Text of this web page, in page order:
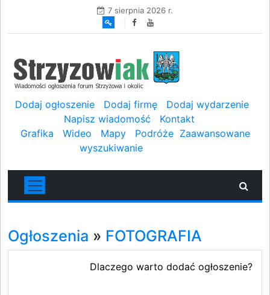
7 sierpnia 2026 r.
Dodaj ogłoszenie Dodaj firmę
Dodaj wydarzenie
Napisz wiadomość
Kontakt
Grafika
Wideo Mapy Podróże Zaawansowane
wyszukiwanie
Ogłoszenia » FOTOGRAFIA
Dlaczego warto dodać ogłoszenie?